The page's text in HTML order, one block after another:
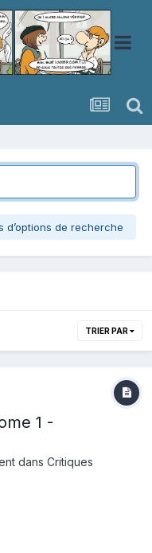
d’options de recherche
TRIER PAR
1 -
dans Critiques